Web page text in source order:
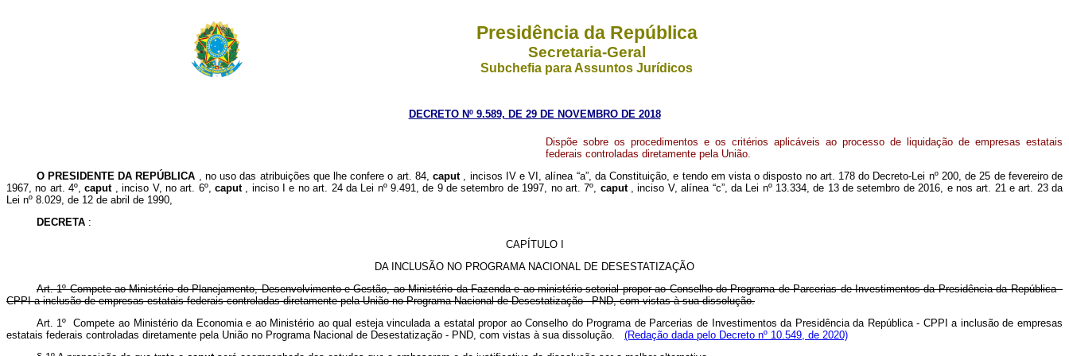
Presidência da República
Secretaria-Geral
Subchefia para Assuntos Jurídicos
DECRETO Nº 9.589, DE 29 DE NOVEMBRO DE 2018
Dispõe sobre os procedimentos e os critérios aplicáveis ao processo de liquidação de empresas estatais
federais controladas diretamente pela União.
O PRESIDENTE DA REPÚBLICA , no uso das atribuições que lhe confere o art. 84,caput , incisos IV e VI, alínea “a”, da Constituição, e tendo em vista o disposto no art. 178 do Decreto-Lei nº 200, de 25 de fevereiro de
1967, no art. 4º,caput , inciso V, no art. 6º,caput , inciso I e no art. 24 da Lei nº 9.491, de 9 de setembro de 1997, no art. 7º, caput , inciso V, alínea “c”, da Lei nº 13.334, de 13 de setembro de 2016, e nos art. 21 e art. 23 da
Lei nº 8.029, de 12 de abril de 1990,
DECRETA :
CAPÍTULO I
DA INCLUSÃO NO PROGRAMA NACIONAL DE DESESTATIZAÇÃO
Art. 1º Compete ao Ministério do Planejamento, Desenvolvimento e Gestão, ao Ministério da Fazenda e ao ministério setorial propor ao Conselho do Programa de Parcerias de Investimentos da Presidência da República -
CPPI a inclusão de empresas estatais federais controladas diretamente pela União no Programa Nacional de Desestatização –PND, com vistas à sua dissolução.
Art. 1º Compete ao Ministério da Economia e ao Ministério ao qual esteja vinculada a estatal propor ao Conselho do Programa de Parcerias de Investimentos da Presidência da República - CPPI a inclusão de empresas
estatais federais controladas diretamente pela União no Programa Nacional de Desestatização - PND, com vistas à sua dissolução. (Redação dada pelo Decreto nº 10.549, de 2020)